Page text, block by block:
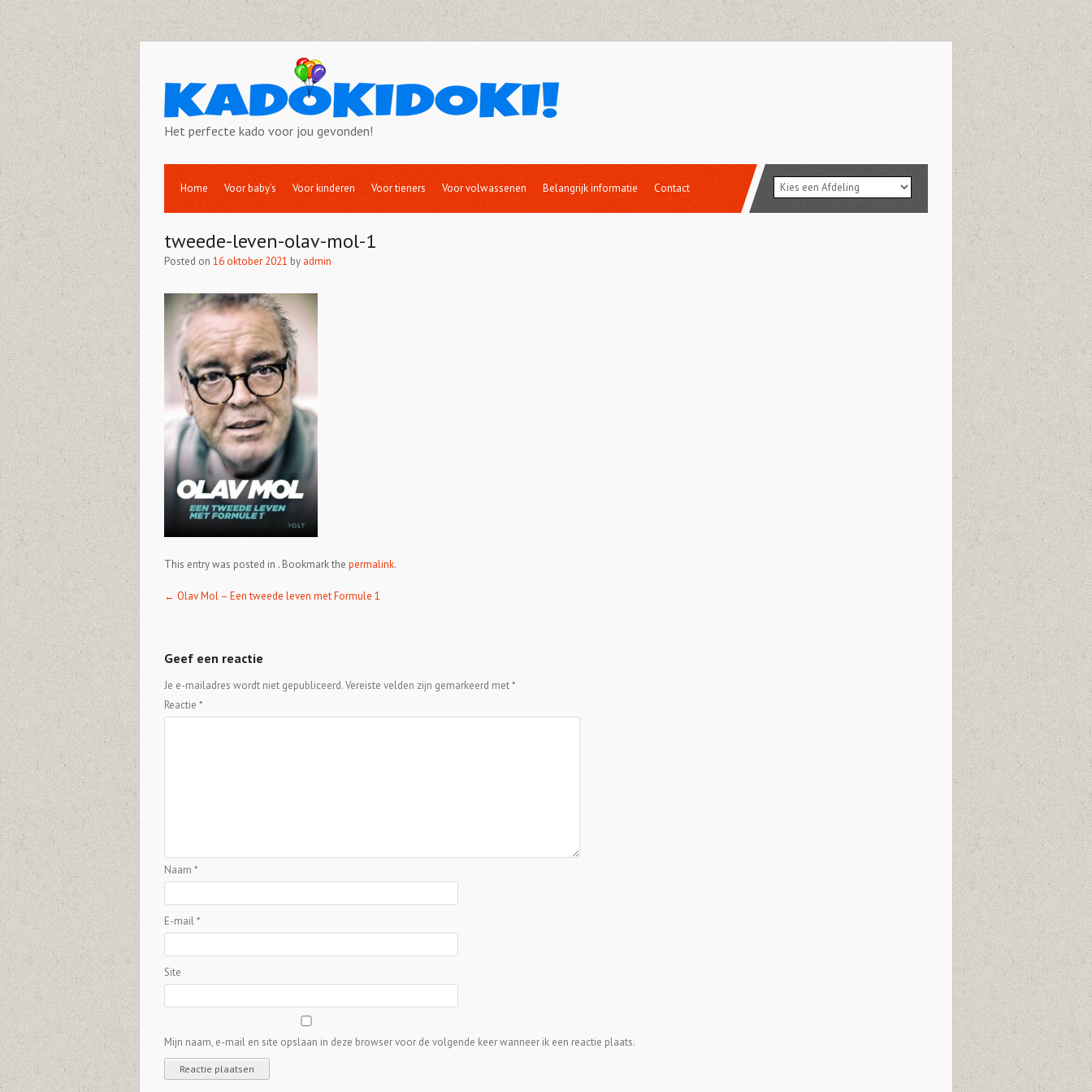
Het perfecte kado voor jou gevonden!
Home Voor baby’s Voor kinderen Voor tieners Voor volwassenen Belangrijk informatie Contact
tweede-leven-olav-mol-1
Posted on 16 oktober 2021 by admin
This entry was posted in . Bookmark the permalink.
Post navigation
← Olav Mol – Een tweede leven met Formule 1
Geef een reactie
Je e-mailadres wordt niet gepubliceerd.Vereiste velden zijn gemarkeerd met*
Reactie *
Naam *
E-mail*
Site
Mijn naam, e-mail en site opslaan in deze browser voor de volgende keer wanneer ik een reactie plaats.